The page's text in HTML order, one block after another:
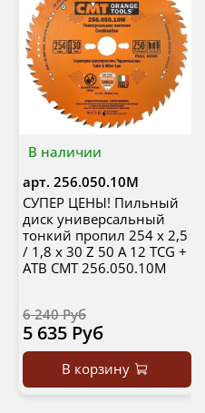
В наличии
арт. 256.050.10M
СУПЕР ЦЕНЫ! Пильный
диск универсальный
тонкий пропил 254 х 2,5
/ 1,8 х 30 Z 50 А 12 TCG +
ATB CMT 256.050.10M
6 240 Руб
5 635 Руб
В корзину